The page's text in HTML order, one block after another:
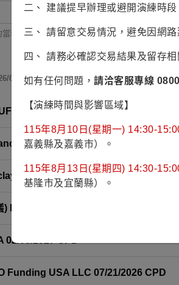
現金出現暫時性的負部位。
06/30)
Securities EMEA PLC 3.64% 07/01/
Of America Securities LLC 3.64%
Bank PLC 3.64% 07/01/2026 REPO
) BNP Paribas Securities Corp 3.64%
08/2027 CPD
Funding USA LLC 07/21/2026 CPD
二、 建議提早辦理或避開演練時段
三、 請留意交易情況，避免因網
四、 請務必確認交易結果及留存相
如有任何問題， 請洽客服專線
【演練時間與影響區域】
115年8月10日(星期一) 14:30-
嘉義縣及嘉義市）。
115年8月13日(星期四) 14:30-
基隆市及宜蘭縣）。